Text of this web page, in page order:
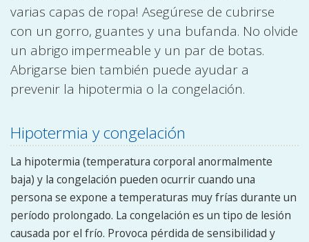
varias capas de ropa! Asegúrese de cubrirse
con un gorro, guantes y una bufanda. No olvide
un abrigo impermeable y un par de botas.
Abrigarse bien también puede ayudar a
prevenir la hipotermia o la congelación.
Hipotermia y congelación
La hipotermia (temperatura corporal anormalmente
baja) y la congelación pueden ocurrir cuando una
persona se expone a temperaturas muy frías durante un
período prolongado. La congelación es un tipo de lesión
causada por el frío. Provoca pérdida de sensibilidad y